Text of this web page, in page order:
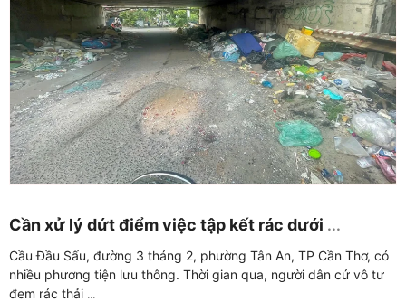
Cần xử lý dứt điểm việc tập kết rác dưới ...
Cầu Đầu Sấu, đường 3 tháng 2, phường Tân An, TP Cần Thơ, có
nhiều phương tiện lưu thông. Thời gian qua, người dân cứ vô tư
đem rác thải ...